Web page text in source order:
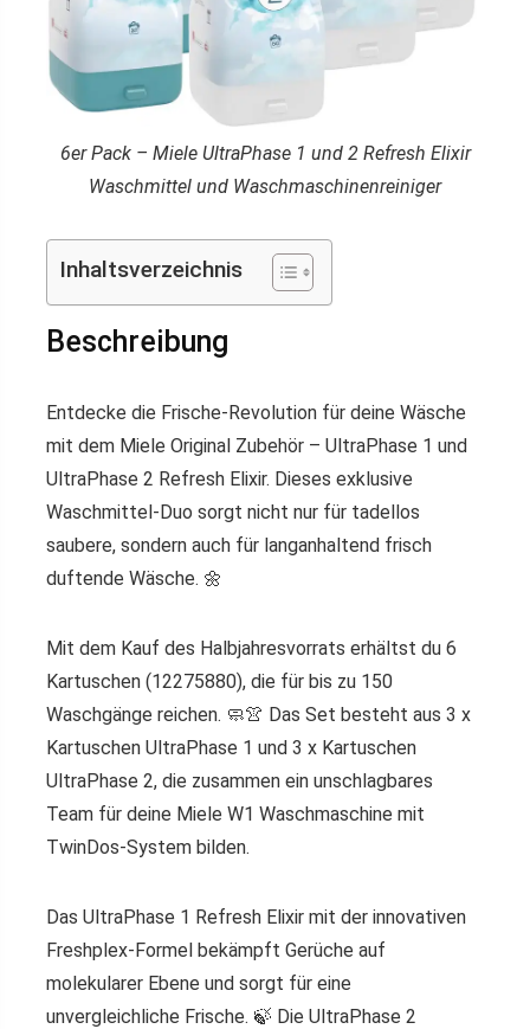
6er Pack – Miele UltraPhase 1 und 2 Refresh Elixir
Waschmittel und Waschmaschinenreiniger
Inhaltsverzeichnis
Beschreibung
Entdecke die Frische-Revolution für deine Wäsche
mit dem Miele Original Zubehör – UltraPhase 1 und
UltraPhase 2 Refresh Elixir. Dieses exklusive
Waschmittel-Duo sorgt nicht nur für tadellos
saubere, sondern auch für langanhaltend frisch
duftende Wäsche. 🌼
Mit dem Kauf des Halbjahresvorrats erhältst du 6
Kartuschen (12275880), die für bis zu 150
Waschgänge reichen. 🧼👚 Das Set besteht aus 3 x
Kartuschen UltraPhase 1 und 3 x Kartuschen
UltraPhase 2, die zusammen ein unschlagbares
Team für deine Miele W1 Waschmaschine mit
TwinDos-System bilden.
Das UltraPhase 1 Refresh Elixir mit der innovativen
Freshplex-Formel bekämpft Gerüche auf
molekularer Ebene und sorgt für eine
unvergleichliche Frische. 🍃 Die UltraPhase 2